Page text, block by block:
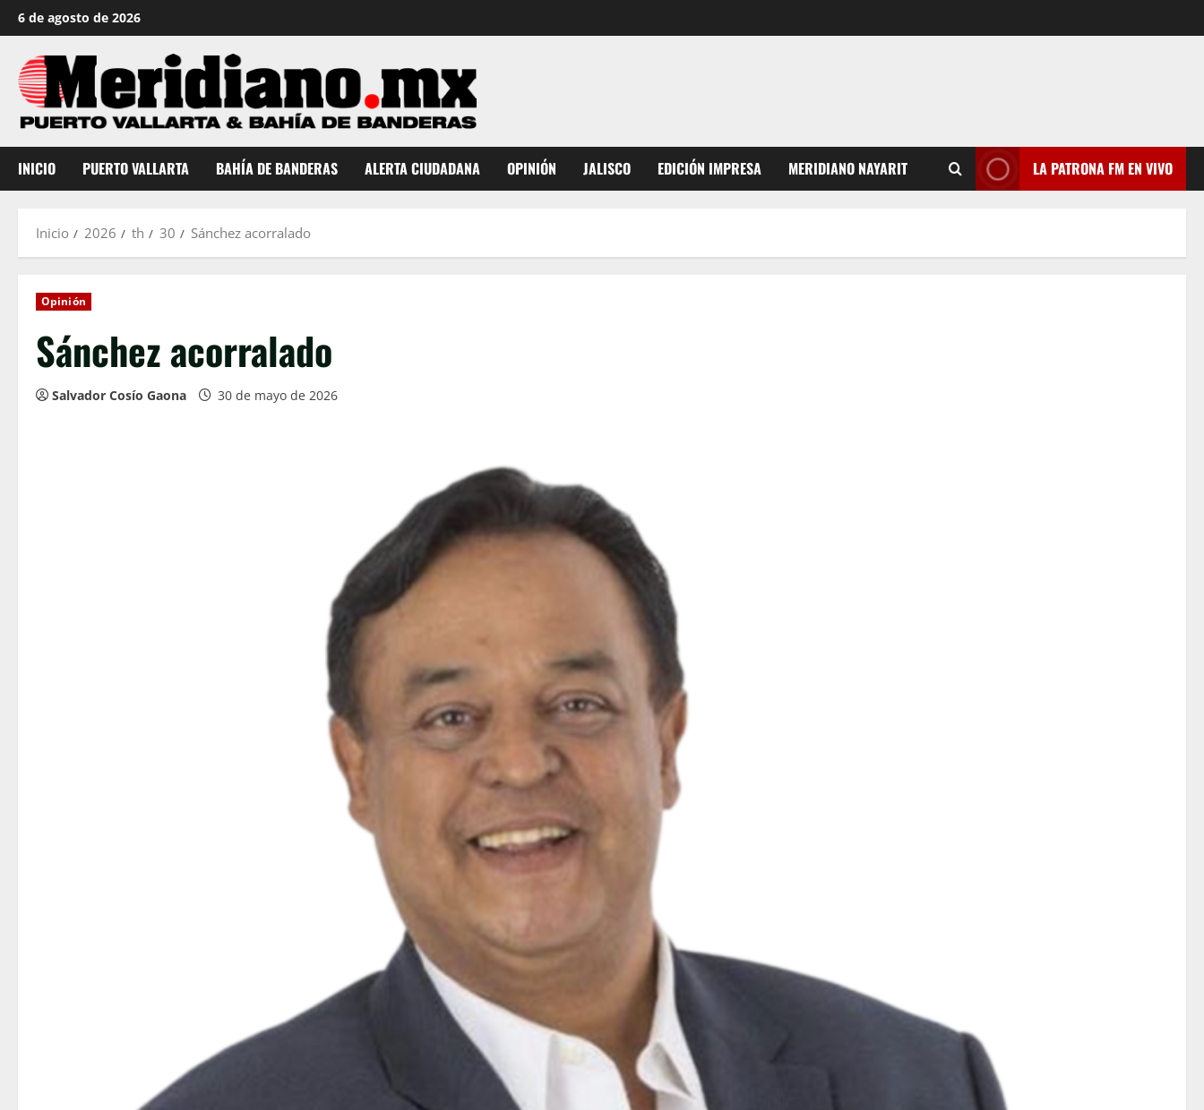
Saltar
al
contenido
6 de agosto de 2026
INICIO PUERTO VALLARTA BAHÍA DE BANDERAS ALERTA CIUDADANA OPINIÓN JALISCO EDICIÓN IMPRESA MERIDIANO NAYARIT LA PATRONA FM EN VIVO
Inicio 2026 th 30 Sánchez acorralado
Opinión
Sánchez acorralado
Salvador Cosío Gaona 30 de mayo de 2026